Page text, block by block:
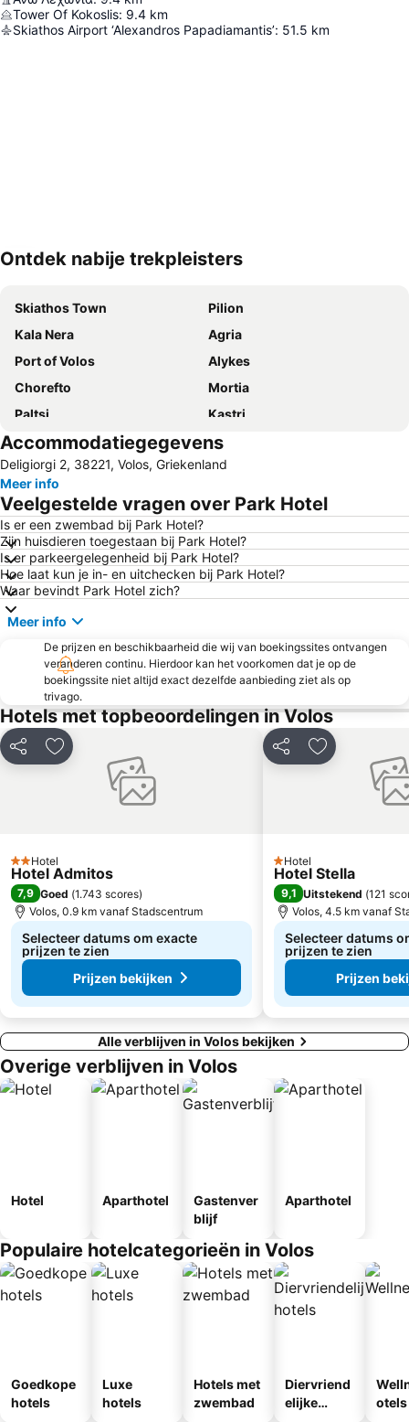
Tower Of Kokoslis: 9.4 km
Skiathos Airport ‘Alexandros Papadiamantis’: 51.5 km
Kaart uitvouwen
Ontdek nabije trekpleisters
Skiathos Town
Pilion
Kala Nera
Agria
Port of Volos
Alykes
Chorefto
Mortia
Paltsi
Kastri
Agia Paraskevi
Katigiorgis
Pefki
Vassilias
Damouchari
Luchthaven Nea Anchialos
Traditional settelement Paleo Trikeri-Panagia
Agiokampos
Kolios
Accommodatiegegevens
Deligiorgi 2, 38221, Volos, Griekenland
Meer info
Veelgestelde vragen over Park Hotel
Is er een zwembad bij Park Hotel?
Zijn huisdieren toegestaan bij Park Hotel?
Is er parkeergelegenheid bij Park Hotel?
Hoe laat kun je in- en uitchecken bij Park Hotel?
Waar bevindt Park Hotel zich?
Meer info
De prijzen en beschikbaarheid die wij van boekingssites ontvangen
veranderen continu. Hierdoor kan het voorkomen dat je op de
boekingssite niet altijd exact dezelfde aanbieding ziet als op
trivago.
Hotels met topbeoordelingen in Volos
Delen Toevoegen aan favorieten
2 Sterren
Hotel
Hotel Admitos
7,9 Goed (1.743 scores)
Volos, 0.9 km vanaf Stadscentrum
Selecteer datums om exacte
prijzen te zien
Prijzen bekijken
Delen Toevoegen
1 Sterren
Hotel
Hotel Stella
9,1 Uitstekend (121
Volos, 4.5 km vanaf
Selecteer datums
prijzen te zien
Prijzen
Alle verblijven in Volos bekijken
Overige verblijven in Volos
Hotel Aparthotel
Gastenver
blijf
Aparthotel
Populaire hotelcategorieën in Volos
Goedkope
hotels
Luxe
hotels
Hotels met
zwembad
Diervriend
elijke
otels